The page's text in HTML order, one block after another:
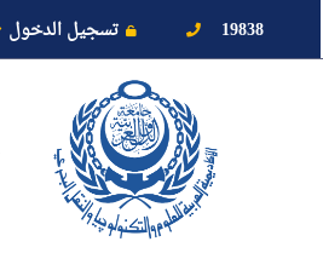
19838 تسجيل الدخول